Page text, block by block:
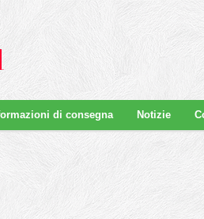
di consegna Notizie